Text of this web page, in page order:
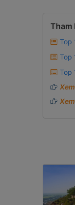
Tham
Top
Top
Top